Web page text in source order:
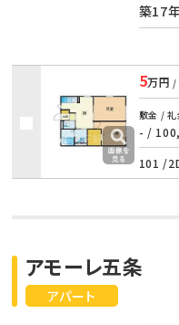
築17
5万円 /
敷金 /
- /
101 /
アパート
アモーレ五条